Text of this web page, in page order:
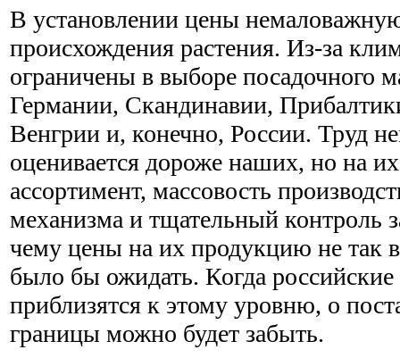
В установлении цены
происхождения растения. Из-за
ограничены в выборе посадочного
Германии, Скандинавии,
Венгрии и, конечно, России. Труд
оценивается дороже наших, но на
ассортимент, массовость
механизма и тщательный контроль
чему цены на их продукцию не так
было бы ожидать. Когда
приблизятся к этому уровню, о
границы можно будет забыть.